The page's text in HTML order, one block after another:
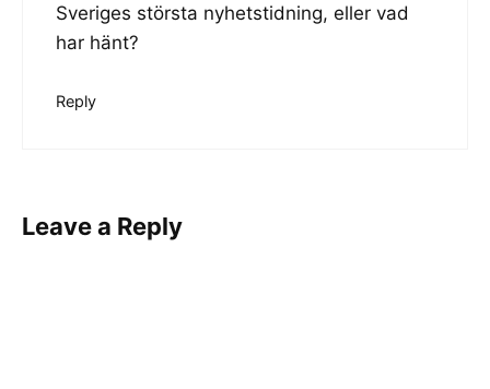
Sveriges största nyhetstidning, eller vad
har hänt?
Reply
Leave a Reply